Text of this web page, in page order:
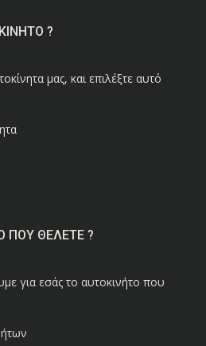
?
μας, και επιλέξτε αυτό
ΠΟΥ ΘΕΛΕΤΕ ?
για εσάς το αυτοκινήτο που